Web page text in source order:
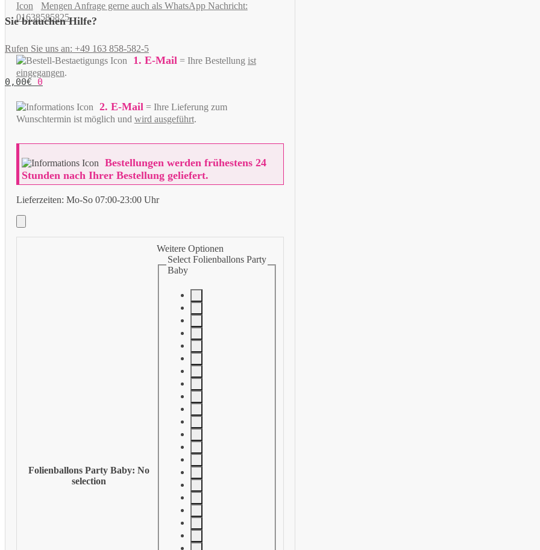
Sie brauchen Hilfe?
Rufen Sie uns an: +49 163 858-582-5
0,00€ 0
Mengen Anfrage gerne auch als WhatsApp Nachricht:
01638585825.
1. E-Mail= Ihre Bestellung ist
eingegangen.
2. E-Mail= Ihre Lieferung zum
Wunschtermin ist möglich und wird ausgeführt.
Bestellungen werden frühestens 24
Stunden nach Ihrer Bestellung geliefert.
Lieferzeiten: Mo-So 07:00-23:00 Uhr
Folienballons Party Baby: No
selection
Weitere Optionen
Select Folienballons Party
Baby